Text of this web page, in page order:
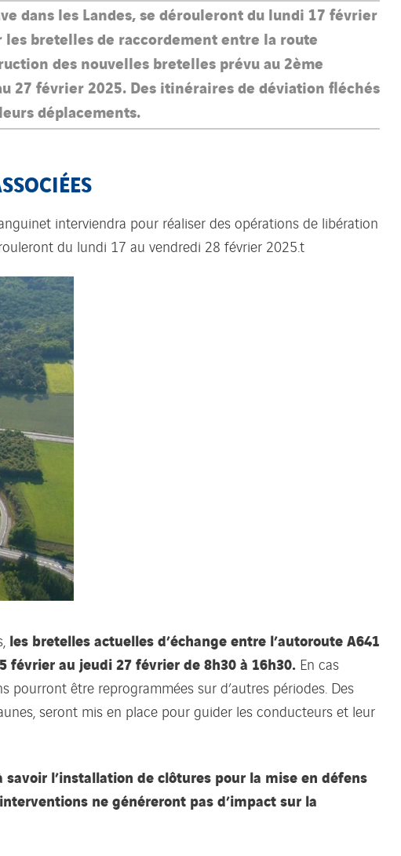
dans les Landes, se dérouleront du lundi 17 février
bretelles de raccordement entre la route
des nouvelles bretelles prévu au 2ème
27 février 2025. Des itinéraires de déviation fléchés
déplacements.
interviendra pour réaliser des opérations de libération
du lundi 17 au vendredi 28 février 2025.t
les bretelles actuelles d’échange entre l’autoroute A641
février au jeudi 27 février de 8h30 à 16h30. En cas
pourront être reprogrammées sur d’autres périodes. Des
seront mis en place pour guider les conducteurs et leur
l’installation de clôtures pour la mise en défens
ne généreront pas d’impact sur la